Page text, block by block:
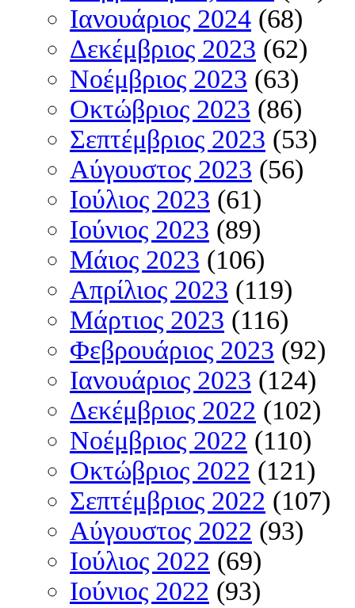
Ιανουάριος 2024 (68)
Δεκέμβριος 2023 (62)
Νοέμβριος 2023 (63)
Οκτώβριος 2023 (86)
Σεπτέμβριος 2023 (53)
Αύγουστος 2023 (56)
Ιούλιος 2023 (61)
Ιούνιος 2023 (89)
Μάιος 2023 (106)
Απρίλιος 2023 (119)
Μάρτιος 2023 (116)
Φεβρουάριος 2023 (92)
Ιανουάριος 2023 (124)
Δεκέμβριος 2022 (102)
Νοέμβριος 2022 (110)
Οκτώβριος 2022 (121)
Σεπτέμβριος 2022 (107)
Αύγουστος 2022 (93)
Ιούλιος 2022 (69)
Ιούνιος 2022 (93)